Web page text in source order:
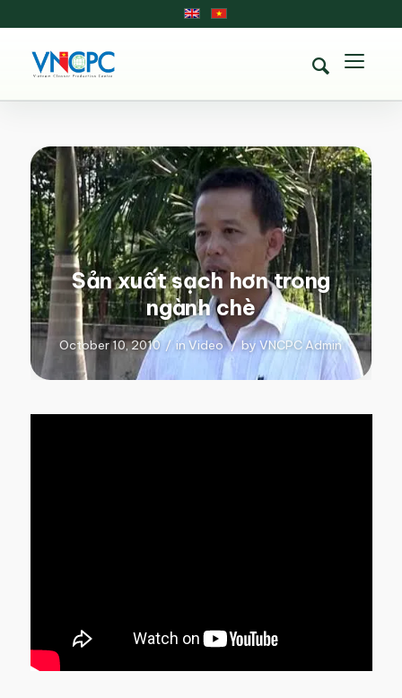
Sản xuất sạch hơn trong
ngành chè
October 10, 2010 / inVideo / byVNCPC Admin